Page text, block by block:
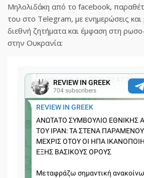
Μηλολιδάκη από το facebook,
του στο Telegram, με ενημερώσεις
διεθνή ζητήματα και έμφαση στη
στην Ουκρανία: